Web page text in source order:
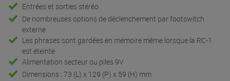
Entrées et sorties stéréo
De nombreuses options de déclenchement par footswitch
externe
Les phrases sont gardées en mémoire même lorsque la RC-1
est éteinte
Alimentation secteur ou piles 9V
Dimensions : 73 (L) x 129 (P) x 59 (H) mm